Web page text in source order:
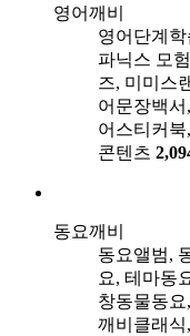
영어깨비
영어단계
파닉스 모
즈, 미미스
어문장백
어스티커북
콘텐츠
동요깨비
동요앨범,
요, 테마동
창동물동
깨비클래